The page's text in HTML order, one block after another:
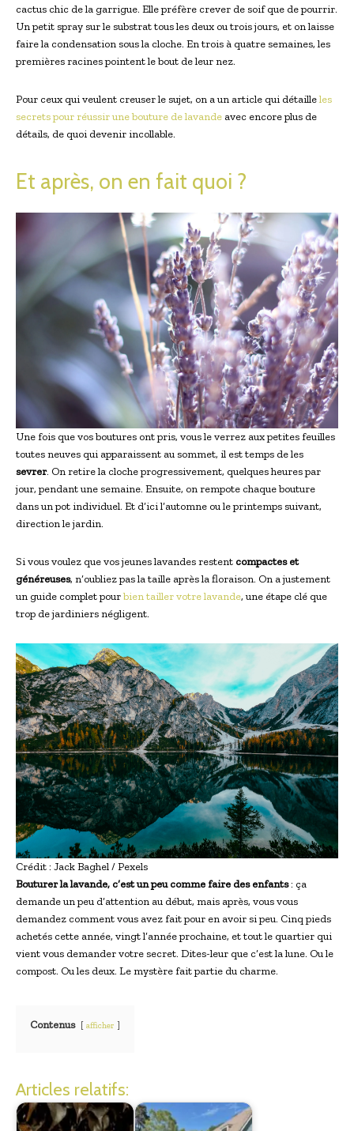
cactus chic de la garrigue. Elle préfère crever de soif que de pourrir.
Un petit spray sur le substrat tous les deux ou trois jours, et on laisse
faire la condensation sous la cloche. En trois à quatre semaines, les
premières racines pointent le bout de leur nez.
Pour ceux qui veulent creuser le sujet, on a un article qui détailleles
secrets pour réussir une bouture de lavande avec encore plus de
détails, de quoi devenir incollable.
Et après, on en fait quoi ?
Une fois que vos boutures ont pris, vous le verrez aux petites feuilles
toutes neuves qui apparaissent au sommet, il est temps de les
sevrer. On retire la cloche progressivement, quelques heures par
jour, pendant une semaine. Ensuite, on rempote chaque bouture
dans un pot individuel. Et d’ici l’automne ou le printemps suivant,
direction le jardin.
Si vous voulez que vos jeunes lavandes restent compactes et
généreuses, n’oubliez pas la taille après la floraison. On a justement
un guide complet pourbien tailler votre lavande, une étape clé que
trop de jardiniers négligent.
Crédit : Jack Baghel / Pexels
Bouturer la lavande, c’est un peu comme faire des enfants: ça
demande un peu d’attention au début, mais après, vous vous
demandez comment vous avez fait pour en avoir si peu. Cinq pieds
achetés cette année, vingt l’année prochaine, et tout le quartier qui
vient vous demander votre secret. Dites-leur que c’est la lune. Ou le
compost. Ou les deux. Le mystère fait partie du charme.
Contenus afficher
Articles relatifs: